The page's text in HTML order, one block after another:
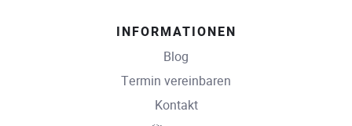
INFORMATIONEN
Blog
Termin vereinbaren
Kontakt